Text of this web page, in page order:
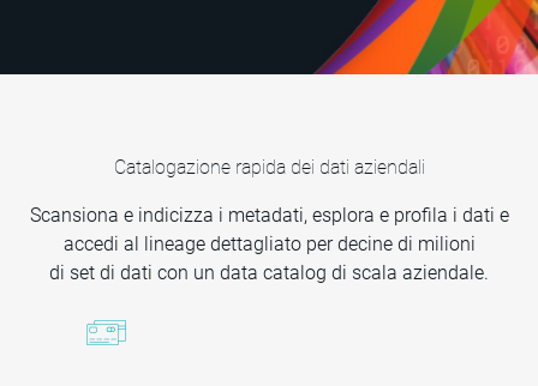
Catalogazione rapida dei dati aziendali
Scansiona e indicizza i metadati, esplora e profila i dati e
accedi al lineage dettagliato per decine di milioni
di set di dati con un data catalog di scala aziendale.